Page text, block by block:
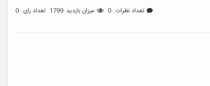
تعداد رای : 0 میزان بازدید :1799 تعداد نظرات : 0